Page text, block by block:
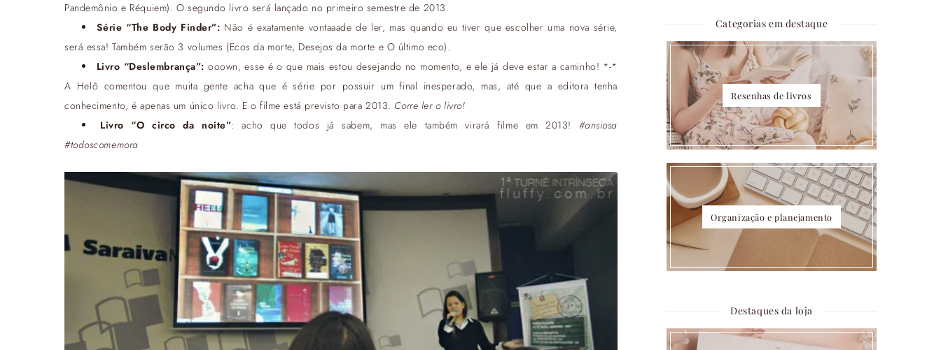
Pandemônio e Réquiem). O segundo livro será lançado no primeiro semestre de 2013.
Série “The Body Finder”: Não é exatamente vontaaade de ler, mas quando eu tiver que escolher uma nova série,
será essa! Também serão 3 volumes (Ecos da morte, Desejos da morte e O último eco).
Livro “Deslembrança”: ooown, esse é o que mais estou desejando no momento, e ele já deve estar a caminho! *-*
A Helô comentou que muita gente acha que é série por possuir um final inesperado, mas, até que a editora tenha
conhecimento, é apenas um único livro. E o filme está previsto para 2013. Corre ler o livro!
Livro “O circo da noite”: acho que todos já sabem, mas ele também virará filme em 2013! #ansiosa
#todoscomemora
Categorias em destaque
Resenhas de livros
Organização e planejamento
Destaques da loja